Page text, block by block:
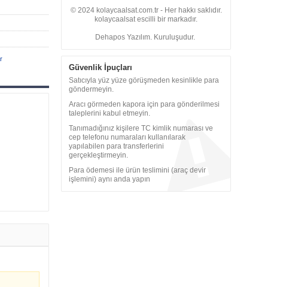
© 2024 kolaycaalsat.com.tr - Her hakkı saklıdır.
kolaycaalsat escilli bir markadır.
Dehapos Yazılım. Kuruluşudur.
Güvenlik İpuçları
Satıcıyla yüz yüze görüşmeden kesinlikle para
göndermeyin.
Aracı görmeden kapora için para gönderilmesi
taleplerini kabul etmeyin.
Tanımadığınız kişilere TC kimlik numarası ve
cep telefonu numaraları kullanılarak
yapılabilen para transferlerini
gerçekleştirmeyin.
Para ödemesi ile ürün teslimini (araç devir
işlemini) aynı anda yapın